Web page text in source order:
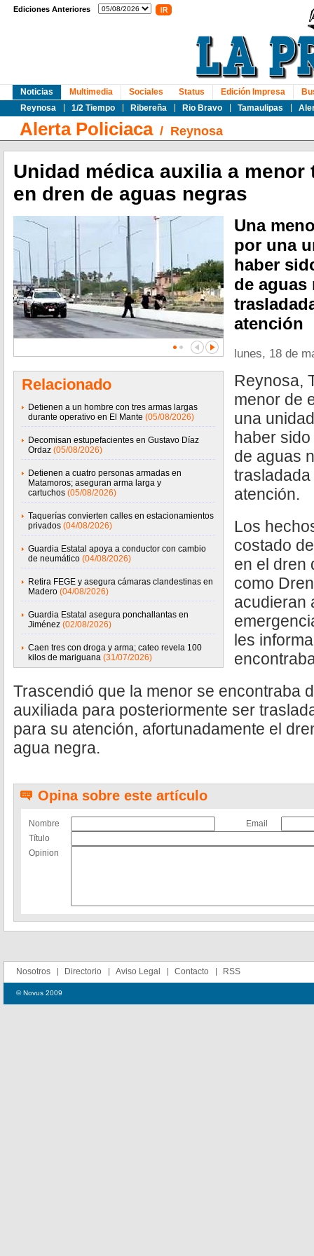
Ediciones Anteriores
Noticias
Reynosa
1/2 Tiempo Ribereña Rio Bravo Tamaulipas
Multimedia Sociales Status Edición Impresa
Alerta Policiaca/ Reynosa
Unidad médica auxilia a menor
en dren de aguas negras
Relacionado
Detienen a un hombre con tres armas largas
durante operativo en El Mante (05/08/2026)
Decomisan estupefacientes en Gustavo Díaz
Ordaz (05/08/2026)
Detienen a cuatro personas armadas en
Matamoros; aseguran arma larga y
cartuchos (05/08/2026)
Taquerías convierten calles en estacionamientos
privados (04/08/2026)
Guardia Estatal apoya a conductor con cambio
de neumático (04/08/2026)
Retira FEGE y asegura cámaras clandestinas en
Madero (04/08/2026)
Guardia Estatal asegura ponchallantas en
Jiménez (02/08/2026)
Caen tres con droga y arma; cateo revela 100
kilos de mariguana (31/07/2026)
Una
por una
haber
de aguas
atención
lunes, 18 de
Reynosa,
menor de
una
haber
de aguas
atención.
Los
costado
en el dren
como
acudieran
les
Trascendió que la menor se encontraba
auxiliada para posteriormente ser
para su atención, afortunadamente el
agua negra.
Opina sobre este artículo
Nombre
Email
Título
Opinion
Nosotros Directorio Aviso Legal Contacto RSS
© Novus 2009